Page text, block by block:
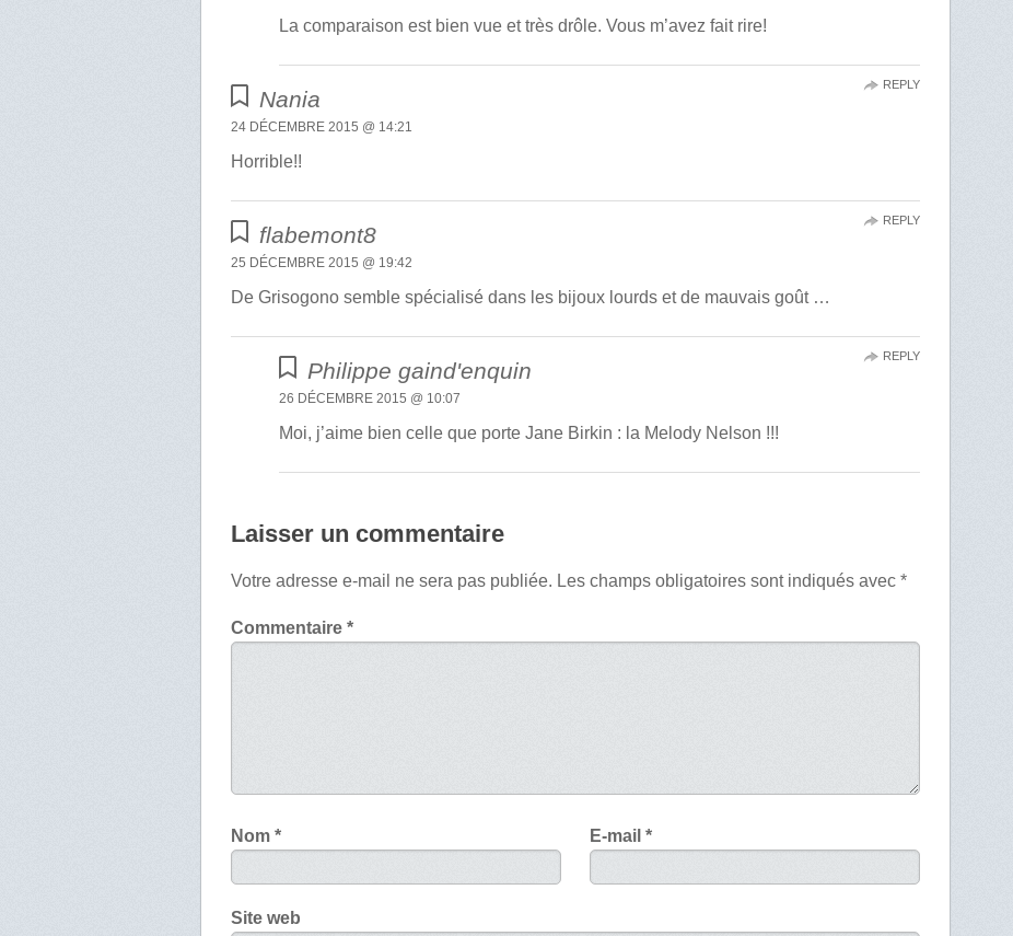
La comparaison est bien vue et très drôle. Vous m’avez fait rire!
Nania
24 DÉCEMBRE 2015 @ 14:21
Horrible!!
REPLY
flabemont8
25 DÉCEMBRE 2015 @ 19:42
De Grisogono semble spécialisé dans les bijoux lourds et de mauvais goût …
REPLY
Philippe gaind'enquin
26 DÉCEMBRE 2015 @ 10:07
Moi, j’aime bien celle que porte Jane Birkin : la Melody Nelson !!!
REPLY
Laisser un commentaire
Votre adresse e-mail ne sera pas publiée. Les champs obligatoires sont indiqués avec*
Commentaire*
Nom* E-mail *
Site web